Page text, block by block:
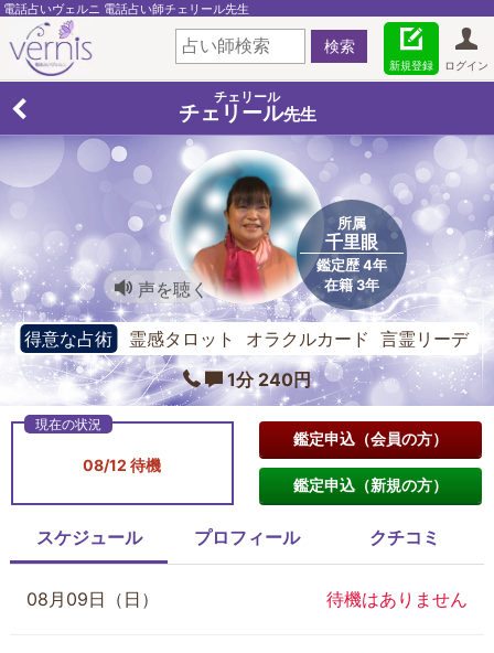
電話占いヴェルニ 電話占い師チェリール先生
ログイン
新規登録
チェリール
チェリール先生
所属
千里眼
鑑定歴 4年
在籍 3年
声を聴く
得意な占術
霊感タロット オラクルカード 言霊リーデ
ィング
1分 240円
08/12 待機
鑑定申込（会員の方）
鑑定申込（新規の方）
スケジュール プロフィール クチコミ
08月09日（日） 待機はありません